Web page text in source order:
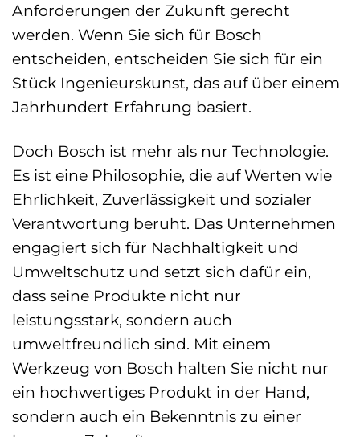
Anforderungen der Zukunft gerecht
werden. Wenn Sie sich für Bosch
entscheiden, entscheiden Sie sich für ein
Stück Ingenieurskunst, das auf über einem
Jahrhundert Erfahrung basiert.
Doch Bosch ist mehr als nur Technologie.
Es ist eine Philosophie, die auf Werten wie
Ehrlichkeit, Zuverlässigkeit und sozialer
Verantwortung beruht. Das Unternehmen
engagiert sich für Nachhaltigkeit und
Umweltschutz und setzt sich dafür ein,
dass seine Produkte nicht nur
leistungsstark, sondern auch
umweltfreundlich sind. Mit einem
Werkzeug von Bosch halten Sie nicht nur
ein hochwertiges Produkt in der Hand,
sondern auch ein Bekenntnis zu einer